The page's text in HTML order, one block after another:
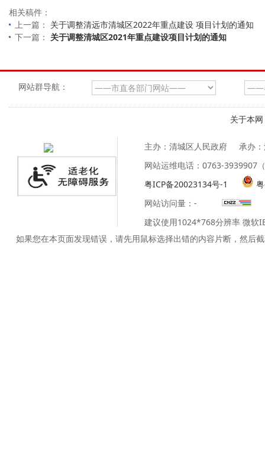
相关稿件：
上一篇： 关于调整清远市清城区2022年重点建设 项目计划的通知
下一篇： 关于调整清城区2021年重点建设项目计划的通知
网站群导航：
关于本网
主办：清城区人民政府
承办
网站运维电话：0763-3939907
粤ICP备20023134号-1
网站访问量： -
建议使用1024*768分辨率 微软
如果您在本页面发现错误，请先用鼠标选择出错的内容片断，然后